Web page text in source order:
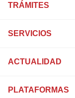
TRÁMITES
SERVICIOS
ACTUALIDAD
PLATAFORMAS